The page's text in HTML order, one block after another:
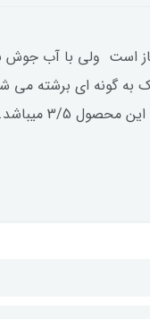
است ولی با آب جوش
به گونه ای برشته می
500 گرمی را از